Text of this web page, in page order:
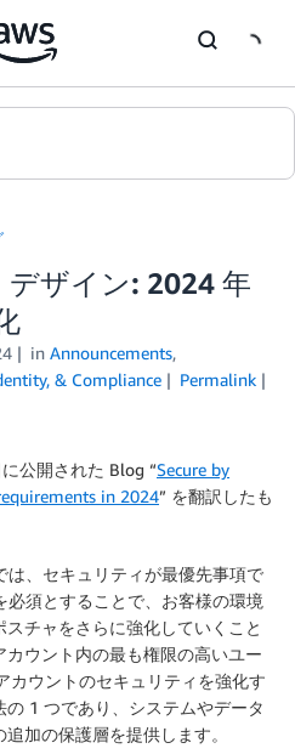
ザイン: 2024 年
in Announcements,
& Compliance
Permalink
公開された Blog “Secure by
in 2024” を翻訳したも
は、セキュリティが最優先事項で
必須とすることで、お客様の環境
チャをさらに強化していくこと
ウント内の最も権限の高いユー
カウントのセキュリティを強化す
1 つであり、システムやデータ
加の保護層を提供します。